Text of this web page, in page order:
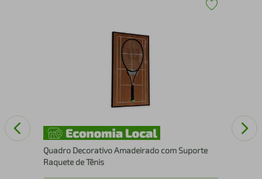
Quadro Decorativo Amadeirado com Suporte
Raquete de Tênis